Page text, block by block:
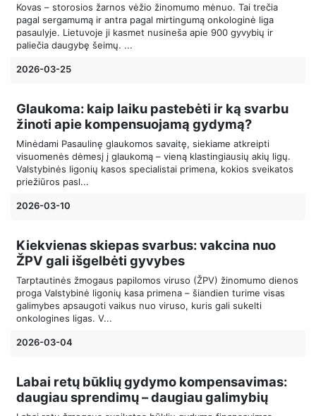
Kovas – storosios žarnos vėžio žinomumo mėnuo. Tai trečia
pagal sergamumą ir antra pagal mirtingumą onkologinė liga
pasaulyje. Lietuvoje ji kasmet nusineša apie 900 gyvybių ir
paliečia daugybę šeimų. ...
2026-03-25
Glaukoma: kaip laiku pastebėti ir ką svarbu
žinoti apie kompensuojamą gydymą?
Minėdami Pasaulinę glaukomos savaitę, siekiame atkreipti
visuomenės dėmesį į glaukomą – vieną klastingiausių akių ligų.
Valstybinės ligonių kasos specialistai primena, kokios sveikatos
priežiūros pasl...
2026-03-10
Kiekvienas skiepas svarbus: vakcina nuo
ŽPV gali išgelbėti gyvybes
Tarptautinės žmogaus papilomos viruso (ŽPV) žinomumo dienos
proga Valstybinė ligonių kasa primena – šiandien turime visas
galimybes apsaugoti vaikus nuo viruso, kuris gali sukelti
onkologines ligas. V...
2026-03-04
Labai retų būklių gydymo kompensavimas:
daugiau sprendimų – daugiau galimybių